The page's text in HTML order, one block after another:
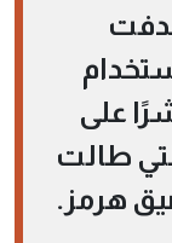
باستخدام
على
طالت
هرمز.